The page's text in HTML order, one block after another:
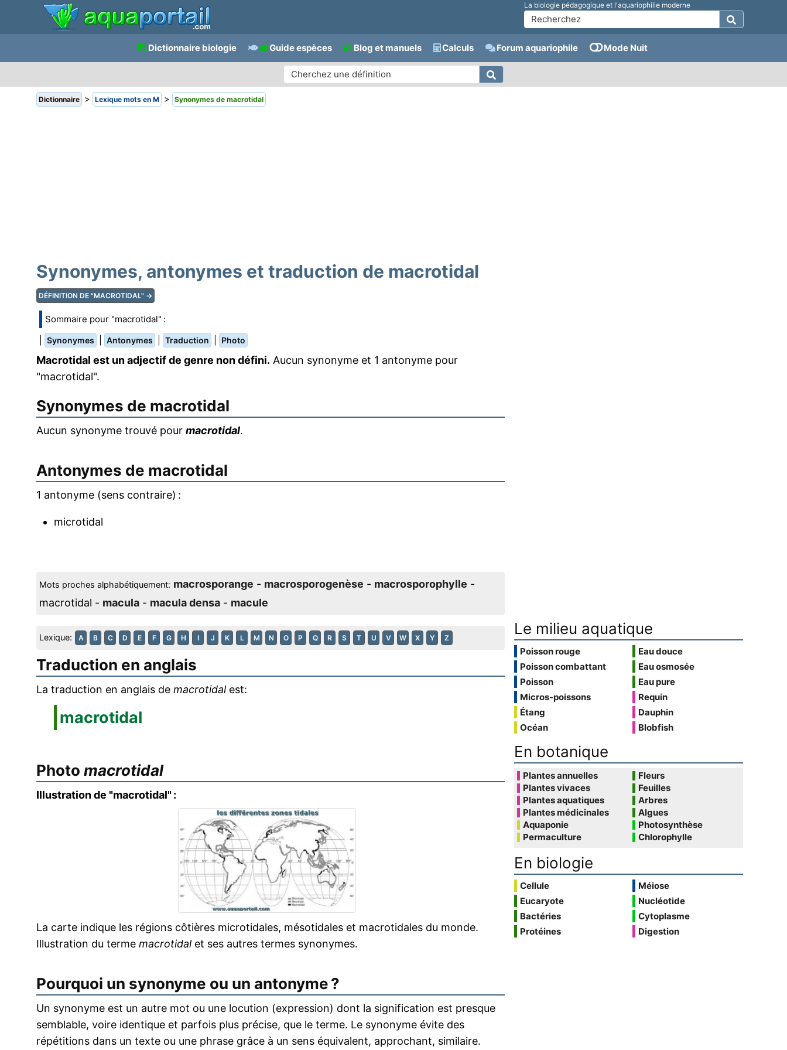
La biologie pédagogique et l'aquariophilie moderne
Dictionnaire biologie Guide espèces Blog et manuels Calculs Forum aquariophile Mode Nuit
Dictionnaire > Lexique mots en M > Synonymes de macrotidal
Synonymes, antonymes et traduction de macrotidal
DÉFINITION DE "MACROTIDAL" →
Sommaire pour "macrotidal" :
Synonymes Antonymes Traduction Photo
Macrotidal est un adjectif de genre non défini. Aucun synonyme et 1 antonyme pour
"macrotidal".
Synonymes de macrotidal
Aucun synonyme trouvé pour macrotidal.
Antonymes de macrotidal
1 antonyme (sens contraire) :
microtidal
Mots proches alphabétiquement: macrosporange - macrosporogenèse - macrosporophylle -
macrotidal - macula - macula densa - macule
Lexique: A B C D E F G H I J K L M N O P Q R S T U V W X Y Z
Traduction en anglais
La traduction en anglais de macrotidalest:
macrotidal
Photo macrotidal
Illustration de "macrotidal" :
La carte indique les régions côtières microtidales, mésotidales et macrotidales du monde.
Illustration du terme macrotidalet ses autres termes synonymes.
Pourquoi un synonyme ou un antonyme ?
Un synonyme est un autre mot ou une locution (expression) dont la signification est presque
semblable, voire identique et parfois plus précise, que le terme. Le synonyme évite des
répétitions dans un texte ou une phrase grâce à un sens équivalent, approchant, similaire.
Le milieu aquatique
Poisson rouge
Poisson combattant
Poisson
Micros-poissons
Étang
Océan
Eau douce
Eau osmosée
Eau pure
Requin
Dauphin
Blobfish
En botanique
Plantes annuelles
Plantes vivaces
Plantes aquatiques
Plantes médicinales
Aquaponie
Permaculture
Fleurs
Feuilles
Arbres
Algues
Photosynthèse
Chlorophylle
En biologie
Cellule
Eucaryote
Bactéries
Protéines
Méiose
Nucléotide
Cytoplasme
Digestion